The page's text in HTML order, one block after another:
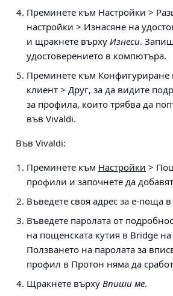
Преминете към Настройки >
настройки > Изнасяне на
и щракнете върху Изнеси.
удостоверението в компютъра.
Преминете към
клиент > Друг, за да видите
за профила, които трябва да
във Vivaldi.
Във Vivaldi:
Преминете към Настройки >
профили и започнете да
Въведете своя адрес за е-поща
Въведете паролата от
на пощенската кутия в Bridge
Ползването на паролата за
профил в Протон няма да
Щракнете върху Впиши ме.